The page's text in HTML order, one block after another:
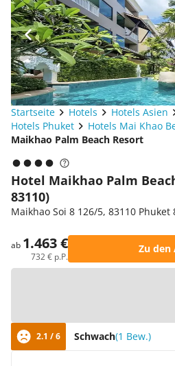
Startseite Hotels Hotels Asien
Hotels Phuket
Hotels Mai Khao
Maikhao Palm Beach Resort
Hotel Maikhao Palm
83110)
Maikhao Soi 8 126/5, 83110
ab 1.463 €
732 € p.P.
Zu den
2.1 / 6 Schwach(1 Bew.)